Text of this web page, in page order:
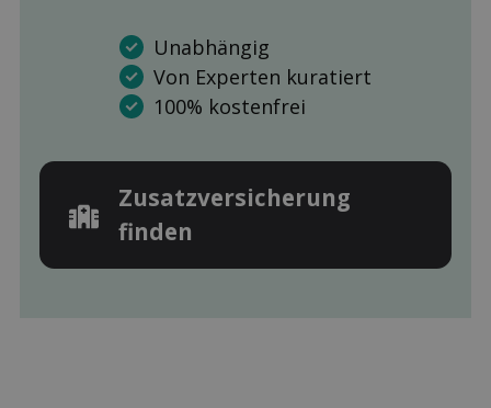
Unabhängig
Von Experten kuratiert
100% kostenfrei
Zusatz­versicherung
finden